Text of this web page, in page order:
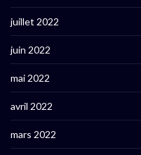
juillet 2022
juin 2022
mai 2022
avril 2022
mars 2022